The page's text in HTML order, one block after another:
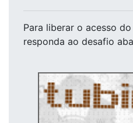
Para liberar o acesso do
responda ao desafio